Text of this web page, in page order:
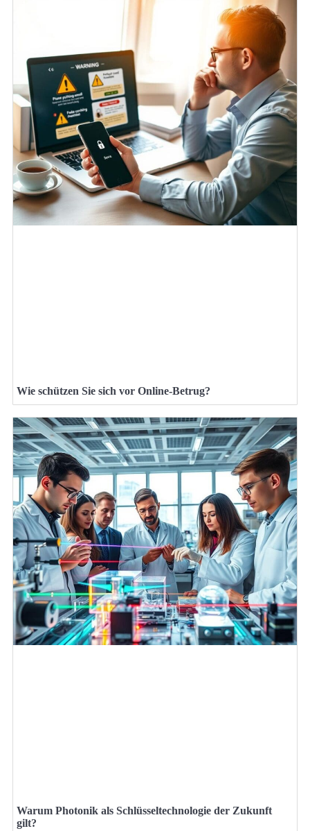
Wie schützen Sie sich vor Online-Betrug?
Warum Photonik als Schlüsseltechnologie der Zukunft
gilt?